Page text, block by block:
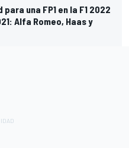
una FP1 en la F1 2022
Alfa Romeo, Haas y